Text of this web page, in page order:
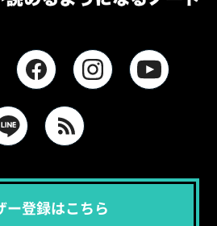
ー登録はこちら